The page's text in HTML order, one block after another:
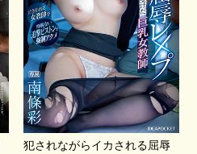
犯されながらイカされる屈辱